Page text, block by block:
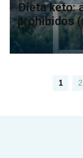
Dieta keto:
prohibidos
1 2